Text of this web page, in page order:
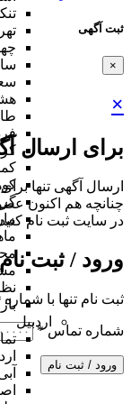
ثبت آگهی
×
×
برای ارسال
ارسال آگهی تنها
چنانچه هم‌ اکنون
در سایت ثبت نام کنید
ورود / ثبت نام
ثبت نام تنها با
شماره تماس*
ورود / ثبت نام
اردبیل